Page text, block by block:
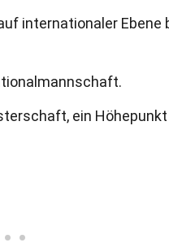
internationaler Ebene
ein